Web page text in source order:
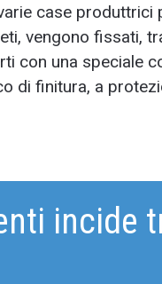
case produttrici
vengono fissati,
con una speciale
di finitura, a
incide